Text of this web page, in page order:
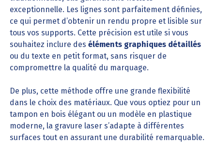
exceptionnelle. Les lignes sont parfaitement définies,
ce qui permet d’obtenir un rendu propre et lisible sur
tous vos supports. Cette précision est utile si vous
souhaitez inclure des éléments graphiques détaillés
ou du texte en petit format, sans risquer de
compromettre la qualité du marquage.
De plus, cette méthode offre une grande flexibilité
dans le choix des matériaux. Que vous optiez pour un
tampon en bois élégant ou un modèle en plastique
moderne, la gravure laser s’adapte à différentes
surfaces tout en assurant une durabilité remarquable.